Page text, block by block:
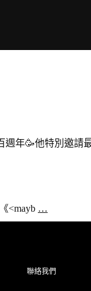
週年🥳他特別邀請
<mayb …
聯絡我們